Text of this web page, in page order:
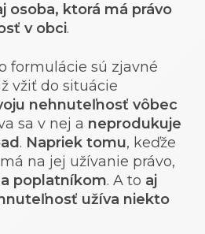
osoba, ktorá má právo
v obci.
formulácie sú zjavné
vžiť do situácie
nehnuteľnosť vôbec
sa v nej a neprodukuje
. Napriek tomu, keďže
na jej užívanie právo,
poplatníkom. A to aj
užíva niekto